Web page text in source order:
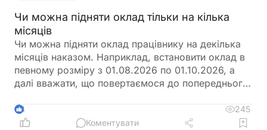
Чи можна підняти оклад тільки на кілька
місяців
Чи можна підняти оклад працівнику на декілька
місяців наказом. Наприклад, встановити оклад в
певному розміру з 01.08.2026 по 01.10.2026, а
далі вважати, що повертаємося до попереднього
4
245
Коментувати